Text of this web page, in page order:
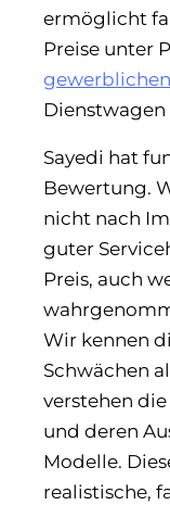
ermöglicht
Preise unter
Sayedi hat
Bewertung.
nicht nach
guter
Preis, auch
Wir kennen
Schwächen
verstehen
und deren
Modelle.
realistische,